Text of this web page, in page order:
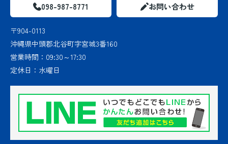
098-987-8771 お問い合わせ
〒904-0113
沖縄県中頭郡北谷町字宮城3番160
営業時間： 09:30～17:30
定休日： 水曜日